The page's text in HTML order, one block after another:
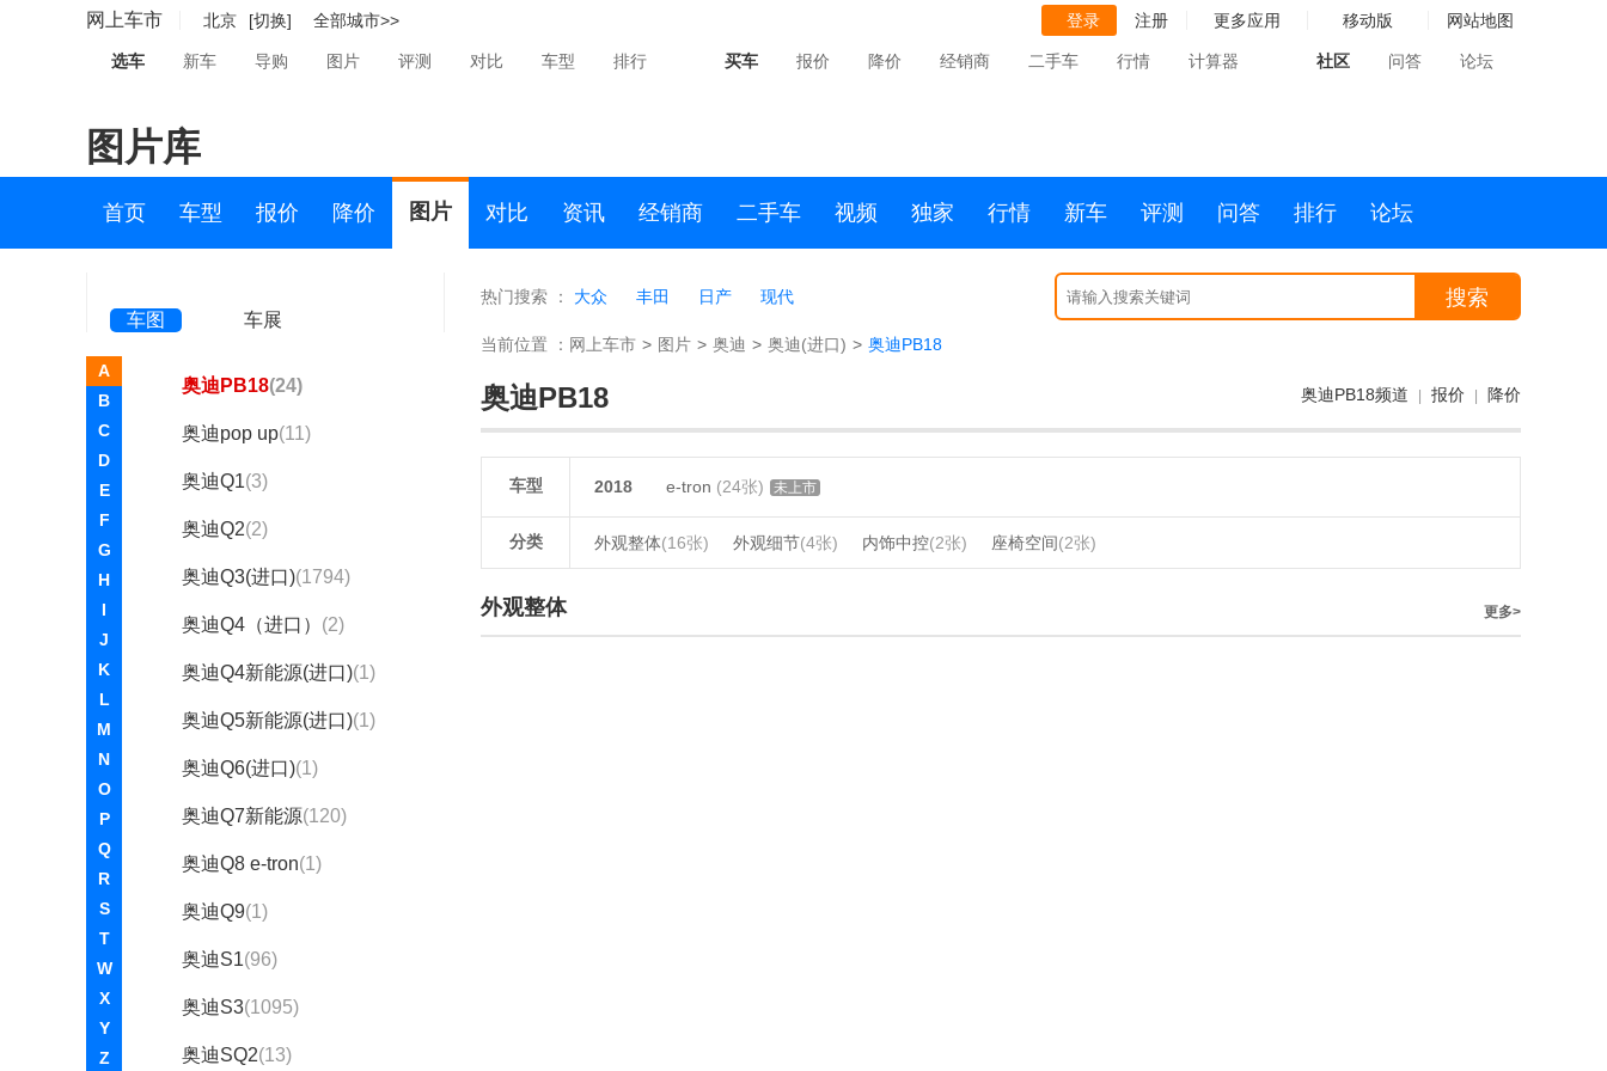
网上车市 北京 [切换] 全部城市>> 登录 注册 更多应用 移动版 网站地图
选车 新车 导购 图片 评测 对比 车型 排行 买车 报价 降价 经销商 二手车 行情 计算器 社区 问答 论坛
图片库
首页 车型 报价 降价 图片 对比 资讯 经销商 二手车 视频 独家 行情 新车 评测 问答 排行 论坛
车图 车展
A
B
C
D
E
F
G
H
I
J
K
L
M
N
O
P
Q
R
S
T
W
X
Y
Z
allroad (53)
奥迪A2
奥迪PB18(24)
奥迪pop up(11)
奥迪Q1(3)
奥迪Q2(2)
奥迪Q3(进口)(1794)
奥迪Q4（进口） (2)
奥迪Q4新能源(进口)(1)
奥迪Q5新能源(进口)(1)
奥迪Q6(进口)(1)
奥迪Q7新能源(120)
奥迪Q8 e-tron(1)
奥迪Q9(1)
奥迪S1(96)
奥迪S3(1095)
奥迪SQ2(13)
热门搜索 ： 大众 丰田 日产 现代 搜索
当前位置 ： 网上车市 > 图片 > 奥迪 > 奥迪(进口) > 奥迪PB18
奥迪PB18 奥迪PB18频道 报价 降价
车型 2018 e-tron (24张) 未上市
分类 外观整体(16张) 外观细节(4张) 内饰中控(2张) 座椅空间(2张)
外观整体 更多>